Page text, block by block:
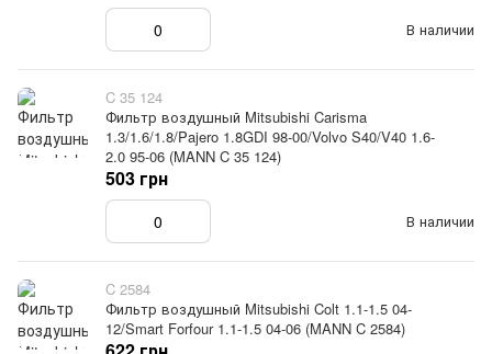
В наличии
C 35 124
Фильтр воздушный Mitsubishi Carisma
1.3/1.6/1.8/Pajero 1.8GDI 98-00/Volvo S40/V40 1.6-
2.0 95-06 (MANN C 35 124)
В наличии
503 грн
C 2584
Фильтр воздушный Mitsubishi Colt 1.1-1.5 04-
12/Smart Forfour 1.1-1.5 04-06 (MANN C 2584)